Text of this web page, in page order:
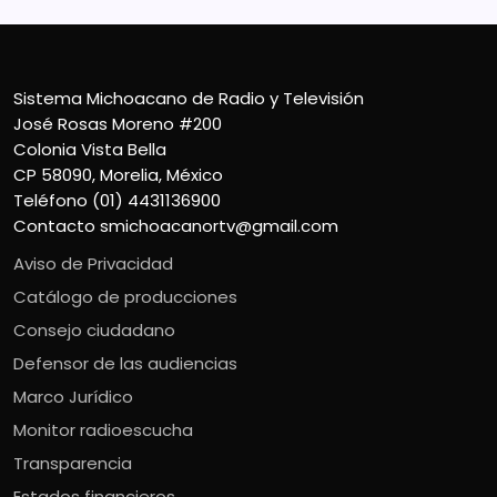
Sistema Michoacano de Radio y Televisión
José Rosas Moreno #200
Colonia Vista Bella
CP 58090, Morelia, México
Teléfono (01) 4431136900
Contacto smichoacanortv@gmail.com
Aviso de Privacidad
Catálogo de producciones
Consejo ciudadano
Defensor de las audiencias
Marco Jurídico
Monitor radioescucha
Transparencia